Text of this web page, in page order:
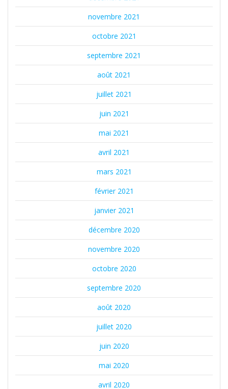
novembre 2021
octobre 2021
septembre 2021
août 2021
juillet 2021
juin 2021
mai 2021
avril 2021
mars 2021
février 2021
janvier 2021
décembre 2020
novembre 2020
octobre 2020
septembre 2020
août 2020
juillet 2020
juin 2020
mai 2020
avril 2020